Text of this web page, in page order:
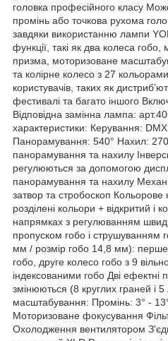
головка професійного класу
промінь або точкова рухома
завдяки використанню лампи
функції, такі як два колеса
призма, моторизоване
та колірне колесо з 27
користувачів, таких як
фестивалі та багато іншого
Відповідна замінна лампа:
характеристики: Керування:
Панорамування: 540° Нахил:
панорамування та нахилу
регулюються за допомогою
панорамування та нахилу
затвор та стробоскоп
розділені кольори + відкритий і
напрямках з регулюванням
пропуском гобо і струшуванням
мм / розмір гобо 14,8 мм): перше
гобо, друге колесо гобо з 9
індексованими гобо Дві
змінюються (8 круглих граней і
масштабування: Промінь: 3° -
Моторизоване фокусування
Охолодження вентилятором